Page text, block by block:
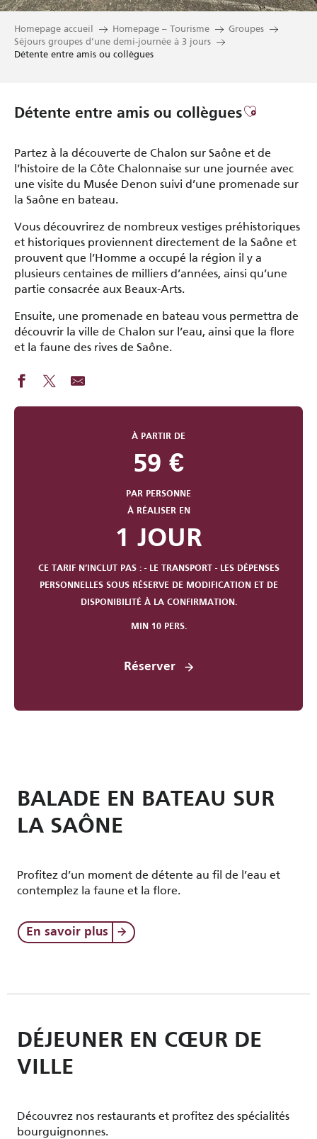
Homepage accueil Homepage – Tourisme
Groupes
Séjours groupes d’une demi-journée à 3 jours
Détente entre amis ou collègues
Détente entre amis ou collèguesAjouter
Partez à la découverte de Chalon sur Saône et de
l’histoire de la Côte Chalonnaise sur une journée avec
une visite du Musée Denon suivi d’une promenade sur
la Saône en bateau.
Vous découvrirez de nombreux vestiges préhistoriques
et historiques proviennent directement de la Saône et
prouvent que l’Homme a occupé la région il y a
plusieurs centaines de milliers d’années, ainsi qu’une
partie consacrée aux Beaux-Arts.
Ensuite, une promenade en bateau vous permettra de
découvrir la ville de Chalon sur l’eau, ainsi que la flore
et la faune des rives de Saône.
À PARTIR DE
59 €
PAR PERSONNE
À RÉALISER EN
1 JOUR
CE TARIF N’INCLUT PAS : - LE TRANSPORT - LES DÉPENSES
PERSONNELLES SOUS RÉSERVE DE MODIFICATION ET DE
DISPONIBILITÉ À LA CONFIRMATION.
MIN 10 PERS.
Réserver
BALADE EN BATEAU SUR
LA SAÔNE
Profitez d’un moment de détente au fil de l’eau et
contemplez la faune et la flore.
En savoir plus
DÉJEUNER EN CŒUR DE
VILLE
Découvrez nos restaurants et profitez des spécialités
bourguignonnes.